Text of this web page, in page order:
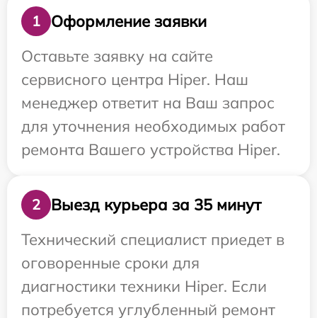
1
Оформление заявки
Оставьте заявку на сайте
сервисного центра Hiper. Наш
менеджер ответит на Ваш запрос
для уточнения необходимых работ
ремонта Вашего устройства Hiper.
2
Выезд курьера за 35 минут
Технический специалист приедет в
оговоренные сроки для
диагностики техники Hiper. Если
потребуется углубленный ремонт